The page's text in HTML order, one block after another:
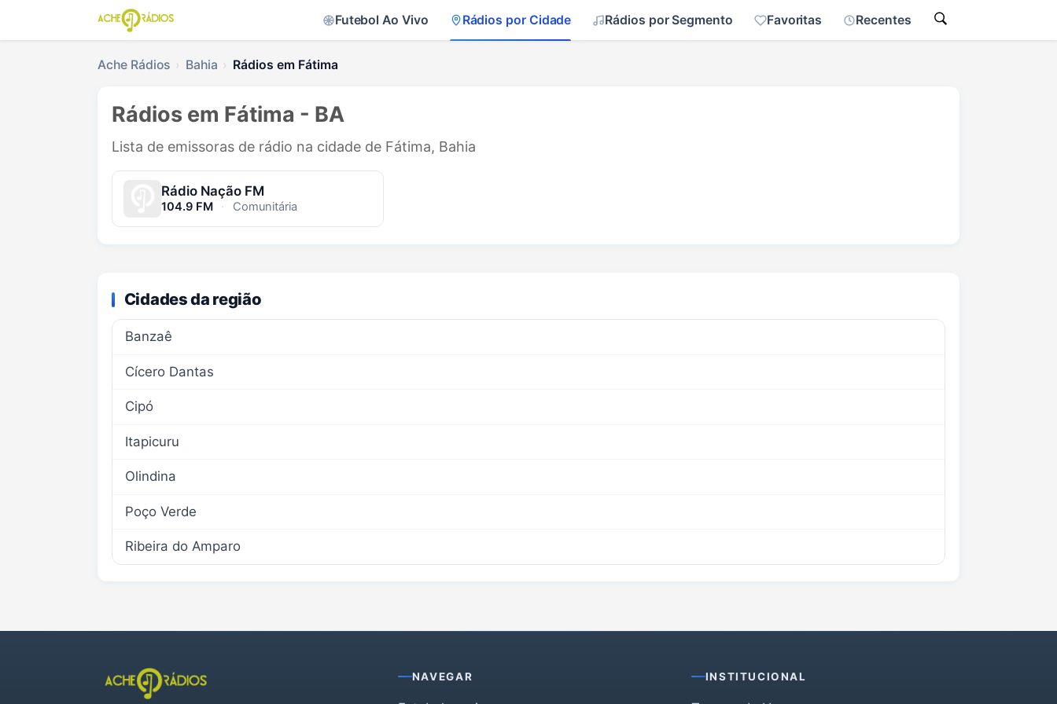
Futebol Ao Vivo Rádios por Cidade Rádios por Segmento Favoritas Recentes
Ache Rádios Bahia Rádios em Fátima
Rádios em Fátima - BA
Lista de emissoras de rádio na cidade de Fátima, Bahia
Rádio Nação FM
104.9 FM · Comunitária
Cidades da região
Banzaê
Cícero Dantas
Cipó
Itapicuru
Olindina
Poço Verde
Ribeira do Amparo
NAVEGAR INSTITUCIONAL